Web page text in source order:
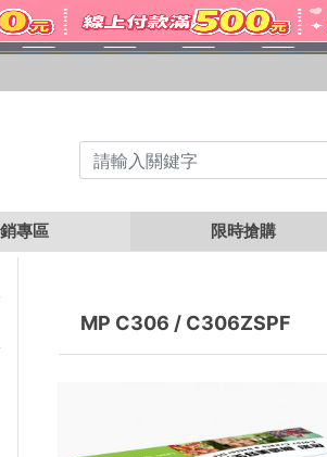
專區 限時搶購
/ C306ZSPF
MP C306 / C306ZSPF